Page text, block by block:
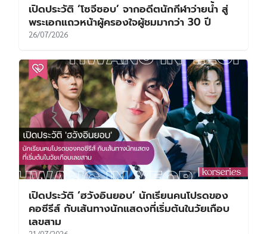
เปิดประวัติ ‘โซจีซอบ’ จากอดีตนักกีฬาว่ายน้ำ สู่
พระเอกแถวหน้าผู้ครองใจผู้ชมมากว่า 30 ปี
26/07/2026
เปิดประวัติ ‘ฮวังอินยอบ’ นักเรียนคนโปรดของ
คอซีรีส์ กับเส้นทางนักแสดงที่เริ่มต้นในวัยเกือบ
เลขสาม